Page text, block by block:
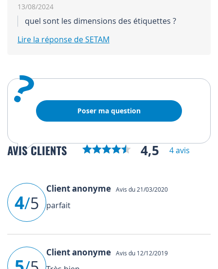
13/08/2024
quel sont les dimensions des étiquettes ?
Lire la réponse de SETAM
? Poser ma question
AVIS CLIENTS 4,5 4 avis
4/5
Client anonyme Avis du 21/03/2020
parfait
Client anonyme Avis du 12/12/2019